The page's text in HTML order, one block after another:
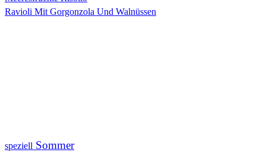
Ravioli Mit Gorgonzola Und Walnüssen
speziell Sommer